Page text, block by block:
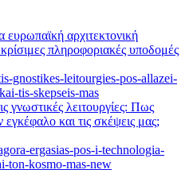
αρχιτεκτονική
πληροφοριακές υποδομές
γνωστικές λειτουργίες: Πως
και τις σκέψεις μας;